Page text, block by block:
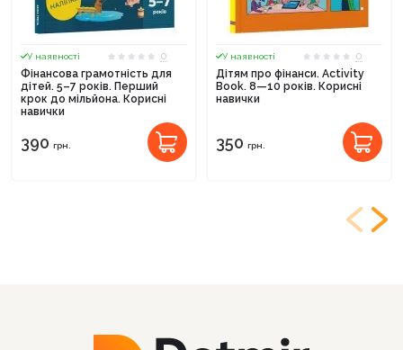
У наявності
0
Фінансова грамотність для
дітей. 5–7 років. Перший
крок до мільйона. Корисні
навички
390 грн.
У наявності
0
Дітям про фінанси. Activity
Book. 8—10 років. Корисні
навички
350 грн.